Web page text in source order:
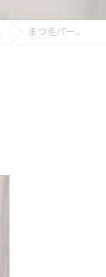
まつ毛パーマ✨